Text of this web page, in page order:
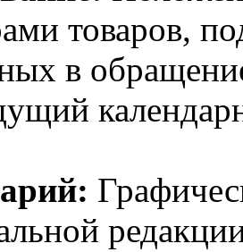
товаров,
в